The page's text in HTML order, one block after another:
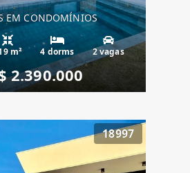
EM CONDOMÍNIOS
m² 4 dorms 2 vagas
2.390.000
18997